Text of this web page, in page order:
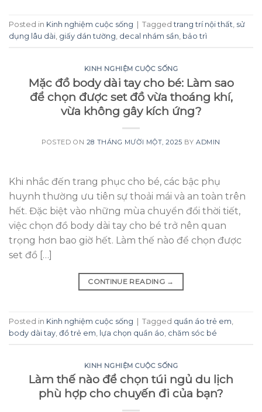
Posted in Kinh nghiệm cuộc sống Taggedtrang trí nội thất, sử
dụng lâu dài, giấy dán tường, decal nhám sần, bảo trì
KINH NGHIỆM CUỘC SỐNG
Mặc đồ body dài tay cho bé: Làm sao
để chọn được set đồ vừa thoáng khí,
vừa không gây kích ứng?
POSTED ON 28 THÁNG MƯỜI MỘT, 2025 BY ADMIN
Khi nhắc đến trang phục cho bé, các bậc phụ
huynh thường ưu tiên sự thoải mái và an toàn trên
hết. Đặc biệt vào những mùa chuyển đổi thời tiết,
việc chọn đồ body dài tay cho bé trở nên quan
trọng hơn bao giờ hết. Làm thế nào để chọn được
set đồ […]
CONTINUE READING →
Posted in Kinh nghiệm cuộc sống Tagged quần áo trẻ em
body dài tay đồ trẻ em lựa chọn quần áo chăm sóc bé
KINH NGHIỆM CUỘC SỐNG
Làm thế nào để chọn túi ngủ du lịch
phù hợp cho chuyến đi của bạn?